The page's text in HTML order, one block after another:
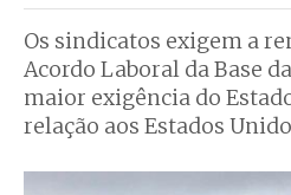
Os sindicatos exigem a
Acordo Laboral da Base
maior exigência do
relação aos Estados